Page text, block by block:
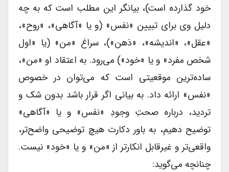
خود گذارده است)، بیانگر این مطلب است که به چه
دلیل وی برای تبیین «نفس» (و یا «آگاهی»، «روح»،
«عقل»، «اندیشه»، «ذهن»)، سراغ «من» (یا «اول
شخص مفرد» و یا «خود») می‌رود. به اعتقاد او «من»،
ساده‌ترین موقعیتی است که می‌توان در خصوص
«نفس» ارائه داد. به بیانی اگر قرار باشد بدون شک و
تردید، درباره صحتِ وجودِ «نفس» و یا «آگاهی»
توضیح دهیم، به باور دکارت هیچ توضیحی واضح‌تر،
واقعی‌تر و غیرقابل انکارتر از «من» و یا «خود» نیست.
چنانچه می‌گوید: